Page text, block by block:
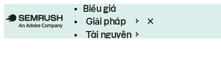
Biểu giá
Giải pháp
Tài nguyên